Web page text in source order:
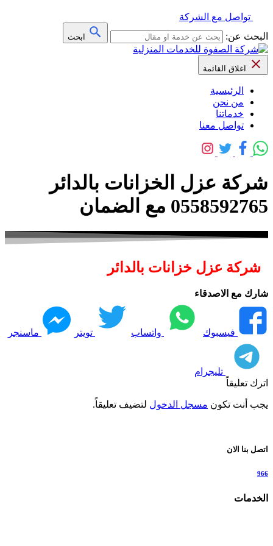
تواصل مع الشركة
البحث عن:
ابحث
اغلاق القائمة
الرئيسية
من نحن
خدماتنا
تواصل معنا
شركة عزل الخزانات بالدائر
0558592765 مع الضمان
شركة عزل خزانات بالدائر
شارك مع الاصدقاء
فيسبوك واتساب تويتر ماسنجر
تليجرام
اترك تعليقاً
يجب أنت تكون مسجل الدخول لتضيف تعليقاً.
اتصل بنا الان
966
الخدمات